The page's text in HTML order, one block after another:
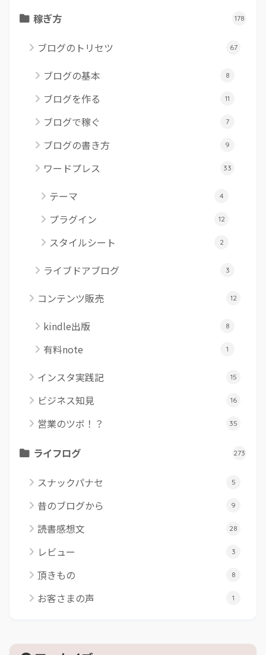
稼ぎ方 178
ブログのトリセツ 67
ブログの基本 8
ブログを作る 11
ブログで稼ぐ 7
ブログの書き方 9
ワードプレス 33
テーマ 4
プラグイン 12
スタイルシート 2
ライブドアブログ 3
コンテンツ販売 12
kindle出版 8
有料note 1
インスタ実践記 15
ビジネス知見 16
営業のツボ！？ 35
ライフログ 273
スナックパナセ 5
昔のブログから 9
読書感想文 28
レビュー 3
頂きもの 8
お客さまの声 1